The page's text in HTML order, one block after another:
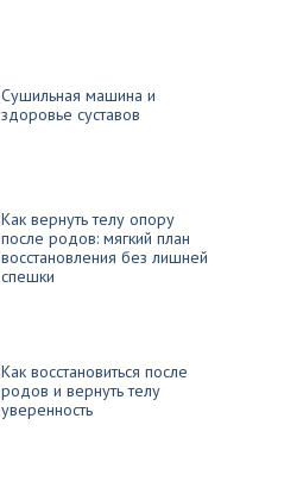
Сушильная машина и
здоровье суставов
Как вернуть телу опору
после родов: мягкий план
восстановления без лишней
спешки
Как восстановиться после
родов и вернуть телу
уверенность